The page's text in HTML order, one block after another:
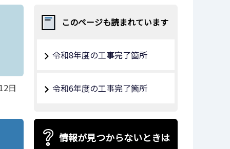
日
このページも読まれています
令和8年度の工事完了箇所
令和6年度の工事完了箇所
情報が見つからないときは